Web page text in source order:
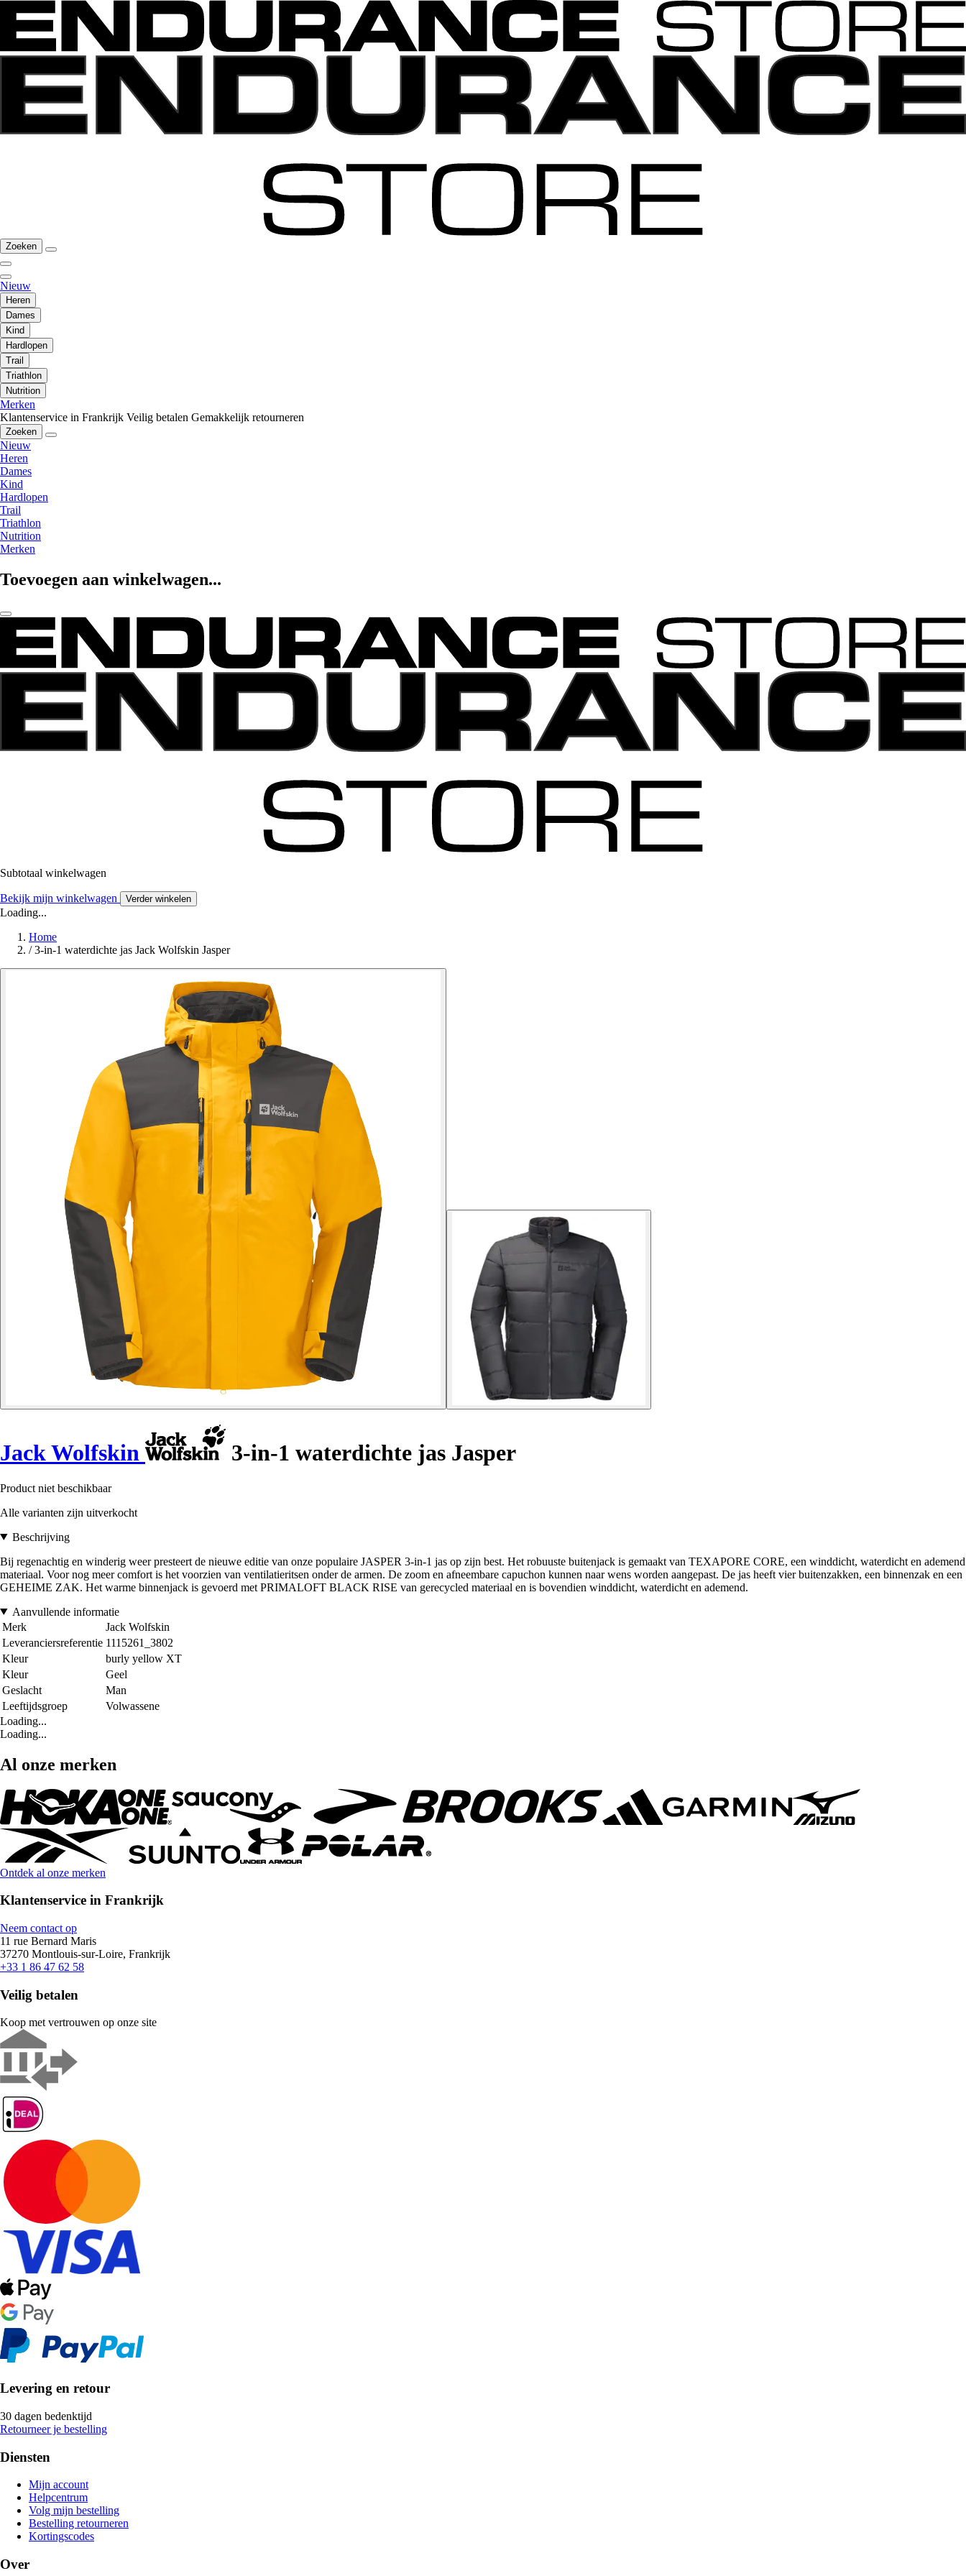
Zoeken
Nieuw
Heren
Dames
Kind
Hardlopen
Trail
Triathlon
Nutrition
Merken
Klantenservice in Frankrijk Veilig betalen Gemakkelijk retourneren
Zoeken
Nieuw
Heren
Dames
Kind
Hardlopen
Trail
Triathlon
Nutrition
Merken
Toevoegen aan winkelwagen...
Subtotaal winkelwagen
Bekijk mijn winkelwagen Verder winkelen
Loading...
Home
/ 3-in-1 waterdichte jas Jack Wolfskin Jasper
Jack Wolfskin 3-in-1 waterdichte jas Jasper
Product niet beschikbaar
Alle varianten zijn uitverkocht
Beschrijving
Bij regenachtig en winderig weer presteert de nieuwe editie van onze populaire JASPER 3-in-1 jas op zijn best. Het robuuste buitenjack is gemaakt van TEXAPORE CORE, een winddicht, waterdicht en ademend
materiaal. Voor nog meer comfort is het voorzien van ventilatieritsen onder de armen. De zoom en afneembare capuchon kunnen naar wens worden aangepast. De jas heeft vier buitenzakken, een binnenzak en een
GEHEIME ZAK. Het warme binnenjack is gevoerd met PRIMALOFT BLACK RISE van gerecycled materiaal en is bovendien winddicht, waterdicht en ademend.
Aanvullende informatie
Merk
Jack Wolfskin
Leveranciersreferentie 1115261_3802
Kleur
burly yellow XT
Kleur
Geel
Geslacht
Man
Leeftijdsgroep
Volwassene
Loading...
Loading...
Al onze merken
Ontdek al onze merken
Klantenservice in Frankrijk
Neem contact op
11 rue Bernard Maris
37270 Montlouis-sur-Loire, Frankrijk
+33 1 86 47 62 58
Veilig betalen
Koop met vertrouwen op onze site
Levering en retour
30 dagen bedenktijd
Retourneer je bestelling
Diensten
Mijn account
Helpcentrum
Volg mijn bestelling
Bestelling retourneren
Kortingscodes
Over